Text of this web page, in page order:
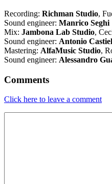
Recording: Richman Studio,
Sound engineer: Manrico Seghi
Mix: Jambona Lab Studio,
Sound engineer: Antonio
Mastering: AlfaMusic Studio,
Sound engineer: Alessandro
Comments
Click here to leave a comment